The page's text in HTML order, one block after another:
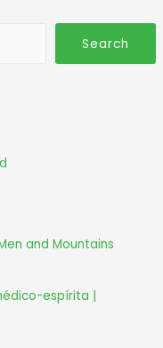
Search
and Mountains
espírita |